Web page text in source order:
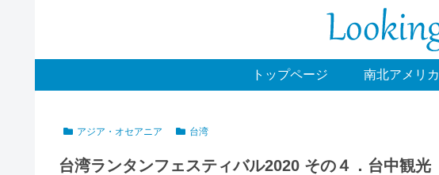
トップページ 南北アメリカ
アジア・オセアニア 台湾
台湾ランタンフェスティバル2020 その４．台中観光